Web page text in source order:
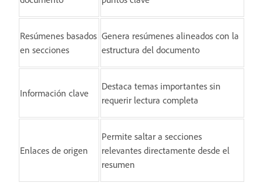
Resúmenes basados
en secciones
Genera resúmenes alineados con la
estructura del documento
Información clave
Destaca temas importantes sin
requerir lectura completa
Enlaces de origen
Permite saltar a secciones
relevantes directamente desde el
resumen